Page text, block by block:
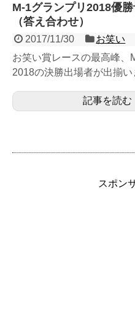
M-1グランプリ2018優
（答え合わせ）
2017/11/30
お笑い
お笑い賞レースの最高峰、
2018の決勝出場者が出揃
記事を読む
スポン